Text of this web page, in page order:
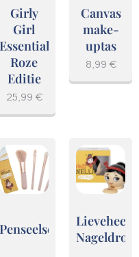
Girly
Girl
Essentials
Roze
Editie
25,99 €
Canvas
make-
uptas
8,99 €
Penseelset